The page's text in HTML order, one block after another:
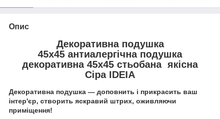
Опис
Декоративна подушка
45х45 антиалергічна подушка
декоративна 45х45 стьобана якісна
Сіра IDEIA
Декоративна подушка — доповнить і прикрасить ваш
інтер'єр, створить яскравий штрих, оживляючи
приміщення!